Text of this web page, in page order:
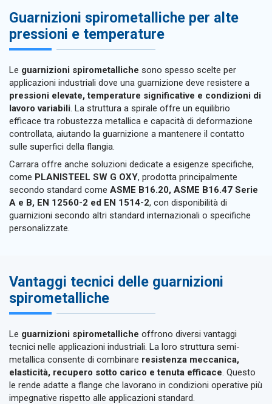
Guarnizioni spirometalliche per alte
pressioni e temperature
Le guarnizioni spirometalliche sono spesso scelte per
applicazioni industriali dove una guarnizione deve resistere a
pressioni elevate, temperature significative e condizioni di
lavoro variabili. La struttura a spirale offre un equilibrio
efficace tra robustezza metallica e capacità di deformazione
controllata, aiutando la guarnizione a mantenere il contatto
sulle superfici della flangia.
Carrara offre anche soluzioni dedicate a esigenze specifiche,
come PLANISTEEL SW G OXY, prodotta principalmente
secondo standard come ASME B16.20, ASME B16.47 Serie
A e B, EN 12560-2 ed EN 1514-2, con disponibilità di
guarnizioni secondo altri standard internazionali o specifiche
personalizzate.
Vantaggi tecnici delle guarnizioni
spirometalliche
Le guarnizioni spirometalliche offrono diversi vantaggi
tecnici nelle applicazioni industriali. La loro struttura semi-
metallica consente di combinare resistenza meccanica,
elasticità, recupero sotto carico e tenuta efficace. Questo
le rende adatte a flange che lavorano in condizioni operative più
impegnative rispetto alle applicazioni standard.